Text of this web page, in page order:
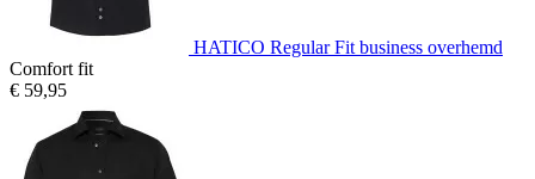
HATICO Regular Fit business overhemd
Comfort fit
€ 59,95